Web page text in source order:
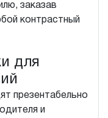
заказав
контрастный
для
презентабельно
и